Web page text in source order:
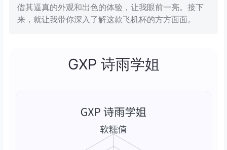
借其逼真的外观和出色的体验，让我眼前一亮。接下
来，就让我带你深入了解这款飞机杯的方方面面。
GXP 诗雨学姐